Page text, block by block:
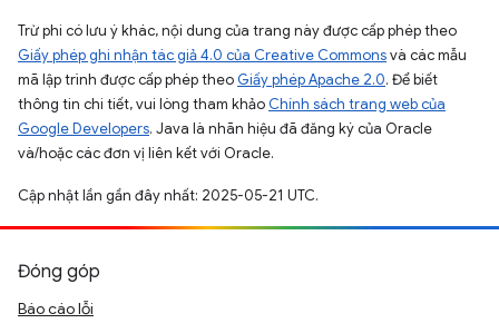
Trừ phi có lưu ý khác, nội dung của trang này được cấp phép theo
Giấy phép ghi nhận tác giả 4.0 của Creative Commonsvà các mẫu
mã lập trình được cấp phép theo Giấy phép Apache 2.0. Để biết
thông tin chi tiết, vui lòng tham khảo Chính sách trang web của
Google Developers. Java là nhãn hiệu đã đăng ký của Oracle
và/hoặc các đơn vị liên kết với Oracle.
Cập nhật lần gần đây nhất: 2025-05-21 UTC.
Đóng góp
Báo cáo lỗi